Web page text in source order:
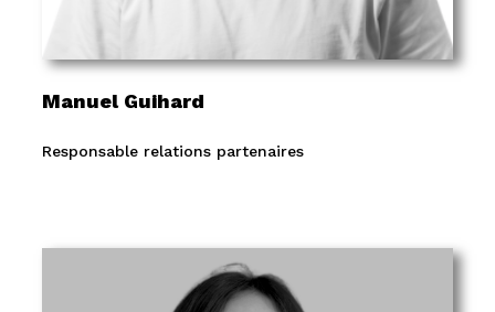
Manuel Guihard
Responsable relations partenaires